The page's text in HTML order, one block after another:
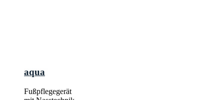
aqua
Fußpflegegerät